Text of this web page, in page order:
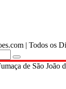
| Todos os
de São João